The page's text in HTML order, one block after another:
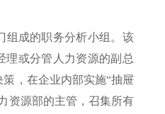
成的职务分析小组。该
理或分管人力资源的副总
，在企业内部实施“抽屉
资源部的主管，召集所有